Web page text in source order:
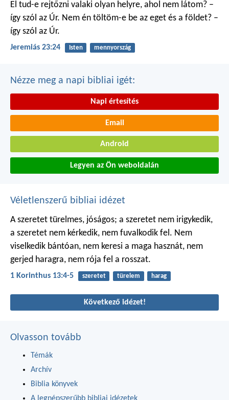
El tud-e rejtőzni valaki olyan helyre, ahol nem látom? –
így szól az Úr. Nem én töltöm-e be az eget és a földet? –
így szól az Úr.
Jeremiás 23:24 Isten mennyország
Nézze meg a napi bibliai igét:
Napi értesítés
Email
Android
Legyen az Ön weboldalán
Véletlenszerű bibliai idézet
A szeretet türelmes, jóságos; a szeretet nem irigykedik,
a szeretet nem kérkedik, nem fuvalkodik fel. Nem
viselkedik bántóan, nem keresi a maga hasznát, nem
gerjed haragra, nem rója fel a rosszat.
1 Korinthus 13:4-5 szeretet türelem harag
Következő idézet!
Olvasson tovább
Témák
Archív
Biblia könyvek